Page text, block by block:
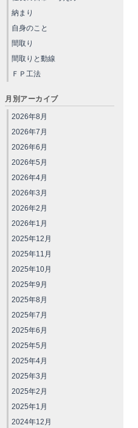
納まり
自身のこと
間取り
間取りと動線
ＦＰ工法
月別アーカイブ
2026年8月
2026年7月
2026年6月
2026年5月
2026年4月
2026年3月
2026年2月
2026年1月
2025年12月
2025年11月
2025年10月
2025年9月
2025年8月
2025年7月
2025年6月
2025年5月
2025年4月
2025年3月
2025年2月
2025年1月
2024年12月